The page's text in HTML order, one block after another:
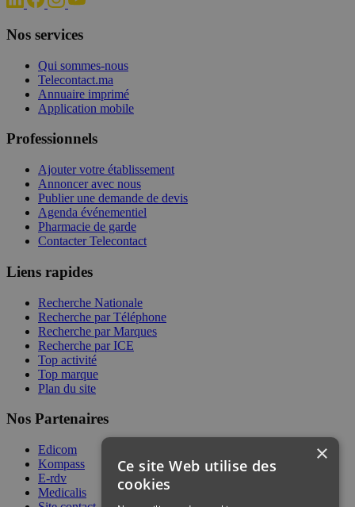
Nos services
Qui sommes-nous
Telecontact.ma
Annuaire imprimé
Application mobile
Professionnels
Ajouter votre établissement
Annoncer avec nous
Publier une demande de devis
Agenda événementiel
Pharmacie de garde
Contacter Telecontact
Liens rapides
Recherche Nationale
Recherche par Téléphone
Recherche par Marques
Recherche par ICE
Top activité
Top marque
Plan du site
Nos Partenaires
Edicom
Kompass
E-rdv
Medicalis
×
Ce site Web utilise des
cookies